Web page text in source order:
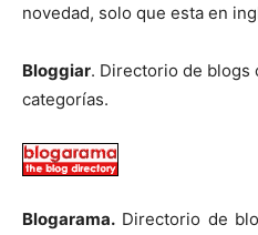
novedad, solo que esta en
Bloggiar. Directorio de blogs
categorías.
Blogarama. Directorio de